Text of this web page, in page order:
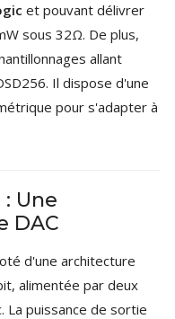
et pouvant délivrer
sous 32Ω. De plus,
allant
Il dispose d'une
pour s'adapter à
Une
DAC
d'une architecture
alimentée par deux
La puissance de sortie